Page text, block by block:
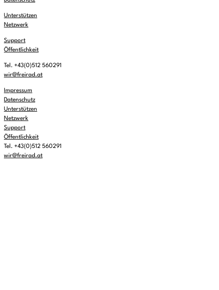
Unterstützen
Netzwerk
Support
Öffentlichkeit
Tel. +43(0)512 560291
wir@freirad.at
Impressum
Datenschutz
Unterstützen
Netzwerk
Support
Öffentlichkeit
Tel. +43(0)512 560291
wir@freirad.at